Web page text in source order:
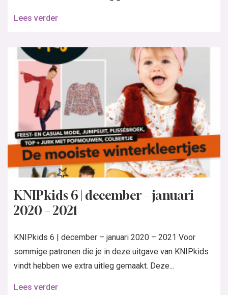
Lees verder
KNIPkids 6 | december – januari
2020 – 2021
KNIPkids 6 | december – januari 2020 – 2021 Voor
sommige patronen die je in deze uitgave van KNIPkids
vindt hebben we extra uitleg gemaakt. Deze...
Lees verder